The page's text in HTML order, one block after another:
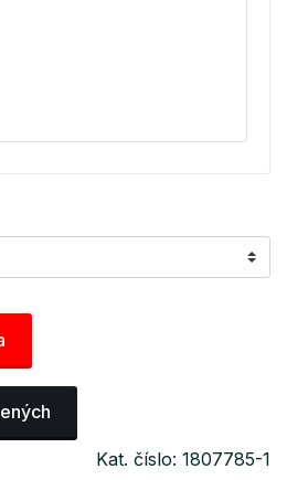
Kat. číslo: 1807785-1